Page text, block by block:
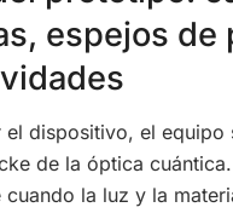
espejos de
el dispositivo, el equipo
de la óptica
cuando la luz y la